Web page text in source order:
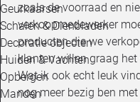
Geurkaarsen
Schalen & Dienbladen
Decoratie objecten
Huiden & Vachten
Opbergen
Manden
zoals de voorraad en
verkoopmedewerker
producten die we
klanten willen graag
Wat ik ook echt leuk
nog meer bezig ben